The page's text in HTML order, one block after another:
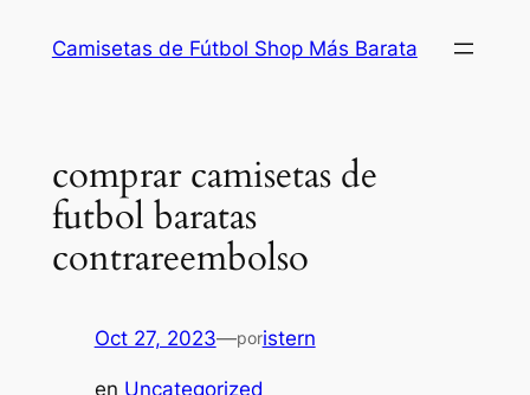
Camisetas de Fútbol Shop Más Barata
comprar camisetas de
futbol baratas
contrareembolso
Oct 27, 2023—poristern
en Uncategorized